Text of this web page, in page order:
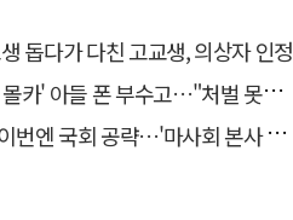
돕다가 다친 고교생, 의상자 인정
폰 부수고…"처벌 못하는 사안" 내부망에 글
략…'마사회 본사 이전·광역교통망 확충' 요청